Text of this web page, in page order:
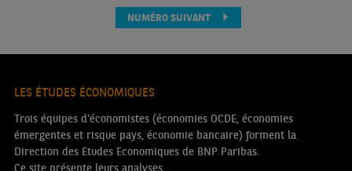
NUMÉRO SUIVANT
LES ÉTUDES ÉCONOMIQUES
Trois équipes d’économistes (économies OCDE, économies
émergentes et risque pays, économie bancaire) forment la
Direction des Etudes Economiques de BNP Paribas.
Ce site présente leurs analyses.